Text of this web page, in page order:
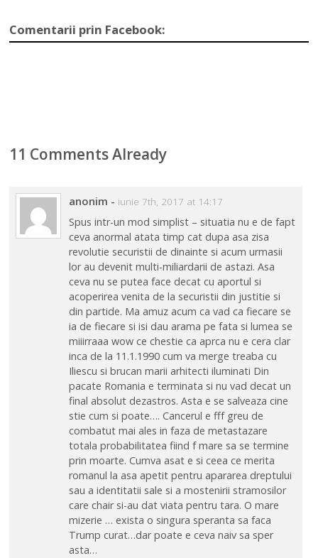
Comentarii prin Facebook:
11 Comments Already
anonim - iunie 7th, 2017 at 14:17
Spus intr-un mod simplist – situatia nu e de fapt
ceva anormal atata timp cat dupa asa zisa
revolutie securistii de dinainte si acum urmasii
lor au devenit multi-miliardarii de astazi. Asa
ceva nu se putea face decat cu aportul si
acoperirea venita de la securistii din justitie si
din partide. Ma amuz acum ca vad ca fiecare se
ia de fiecare si isi dau arama pe fata si lumea se
miiirraaa wow ce chestie ca aprca nu e cera clar
inca de la 11.1.1990 cum va merge treaba cu
Iliescu si brucan marii arhitecti iluminati Din
pacate Romania e terminata si nu vad decat un
final absolut dezastros. Asta e se salveaza cine
stie cum si poate…. Cancerul e fff greu de
combatut mai ales in faza de metastazare
totala probabilitatea fiind f mare sa se termine
prin moarte. Cumva asat e si ceea ce merita
romanul la asa apetit pentru apararea dreptului
sau a identitatii sale si a mostenirii stramosilor
care chair si-au dat viata pentru tara. O mare
mizerie … exista o singura speranta sa faca
Trump curat…dar poate e ceva naiv sa sper
asta…